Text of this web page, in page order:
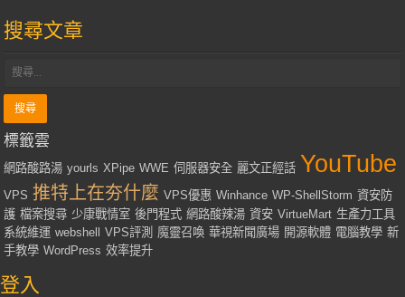
搜尋文章
標籤雲
網路酸路湯 yourls XPipe WWE 伺服器安全 麗文正經話 YouTube
VPS 推特上在夯什麼 VPS優惠 Winhance WP-ShellStorm 資安防
護 檔案搜尋 少康戰情室 後門程式 網路酸辣湯 資安 VirtueMart 生產力工具
系統維運 webshell VPS評測 魔靈召喚 華視新聞廣場 開源軟體 電腦教學 新
手教學 WordPress 效率提升
登入